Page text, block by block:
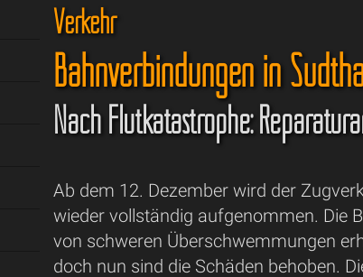
Verkehr
Bahnverbindungen in
Nach Flutkatastrophe:
Ab dem 12. Dezember wird der
wieder vollständig aufgenommen. Die
von schweren Überschwemmungen
doch nun sind die Schäden behoben.